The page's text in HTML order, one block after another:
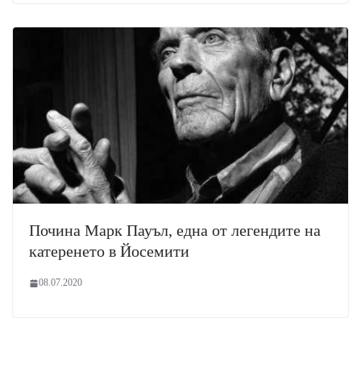
Почина Марк Пауъл, една от легендите на
катеренето в Йосемити
08.07.2020